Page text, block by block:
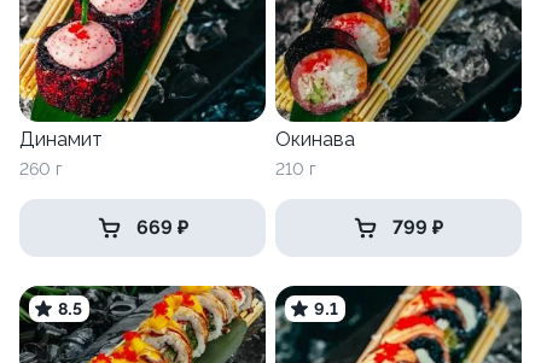
Динамит
260 г
669 ₽
Окинава
210 г
799 ₽
8.5 9.1